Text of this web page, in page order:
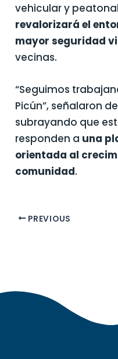
vehicular y
revalorizará el
mayor seguridad
vecinas.
“Seguimos
Picún”, señalaron
subrayando que
responden a una
orientada al
comunidad.
PREVIOUS